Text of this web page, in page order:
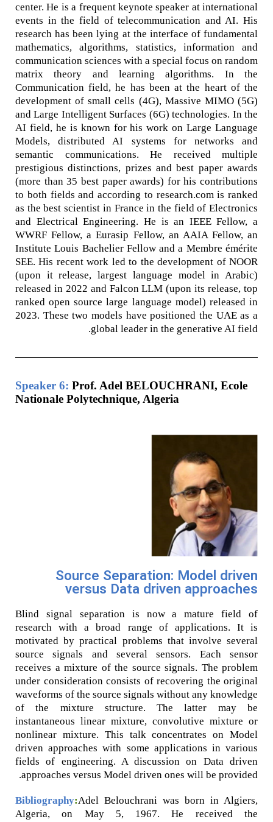
center. He is a frequent keynote speaker at international
events in the field of telecommunication and AI. His
research has been lying at the interface of fundamental
mathematics, algorithms, statistics, information and
communication sciences with a special focus on random
matrix theory and learning algorithms. In the
Communication field, he has been at the heart of the
development of small cells (4G), Massive MIMO (5G)
and Large Intelligent Surfaces (6G) technologies. In the
AI field, he is known for his work on Large Language
Models, distributed AI systems for networks and
semantic communications. He received multiple
prestigious distinctions, prizes and best paper awards
(more than 35 best paper awards) for his contributions
to both fields and according to research.com is ranked
as the best scientist in France in the field of Electronics
and Electrical Engineering. He is an IEEE Fellow, a
WWRF Fellow, a Eurasip Fellow, an AAIA Fellow, an
Institute Louis Bachelier Fellow and a Membre émérite
SEE. His recent work led to the development of NOOR
(upon it release, largest language model in Arabic)
released in 2022 and Falcon LLM (upon its release, top
ranked open source large language model) released in
2023. These two models have positioned the UAE as a
global leader in the generative AI field.
Speaker 6: Prof. Adel BELOUCHRANI, Ecole
Nationale Polytechnique, Algeria
Source Separation: Model driven
versus Data driven approaches
Blind signal separation is now a mature field of
research with a broad range of applications. It is
motivated by practical problems that involve several
source signals and several sensors. Each sensor
receives a mixture of the source signals. The problem
under consideration consists of recovering the original
waveforms of the source signals without any knowledge
of the mixture structure. The latter may be
instantaneous linear mixture, convolutive mixture or
nonlinear mixture. This talk concentrates on Model
driven approaches with some applications in various
fields of engineering. A discussion on Data driven
approaches versus Model driven ones will be provided.
Bibliography:Adel Belouchrani was born in Algiers,
Algeria, on May 5, 1967. He received the